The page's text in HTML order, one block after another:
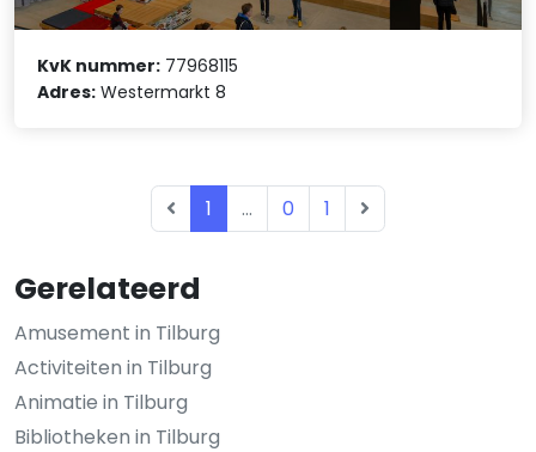
Gerelateerd
Amusement in Tilburg
Activiteiten in Tilburg
Animatie in Tilburg
Bibliotheken in Tilburg
KvK nummer: 77968115
Adres: Westermarkt 8
1 ... 0 1